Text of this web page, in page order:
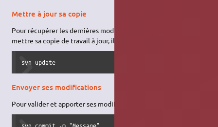
Mettre à jour sa copie
Pour récupérer les dernières modifications du dépôt et ainsi
mettre sa copie de travail à jour, il suffit de taper :
svn update
Envoyer ses modifications
Pour valider et apporter ses modifications au dépôt, il suffit de :